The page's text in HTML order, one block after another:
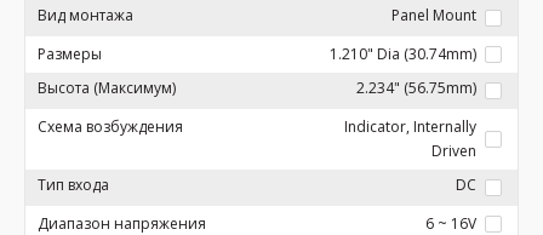
Вид монтажа
Panel Mount
Размеры
1.210" Dia (30.74mm)
Высота (Максимум)
2.234" (56.75mm)
Схема возбуждения
Indicator, Internally
Driven
Тип входа
DC
Диапазон напряжения
6 ~ 16V